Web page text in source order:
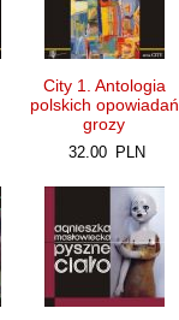
Elżbieta
City 1. Antologia
polskich opowiadań
grozy
32.00 PLN